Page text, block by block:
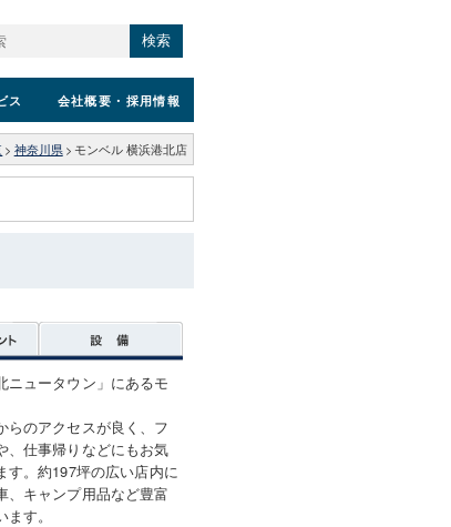
検索
ス 会社概要 ・採用情報
> 神奈川県 > モンベル 横浜港北店
ニュータウン」にあるモ
らのアクセスが良く、フ
、仕事帰りなどにもお気
す。約197坪の広い店内に
、キャンプ用品など豊富
す。